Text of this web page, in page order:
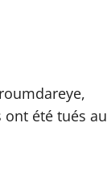
été tués au